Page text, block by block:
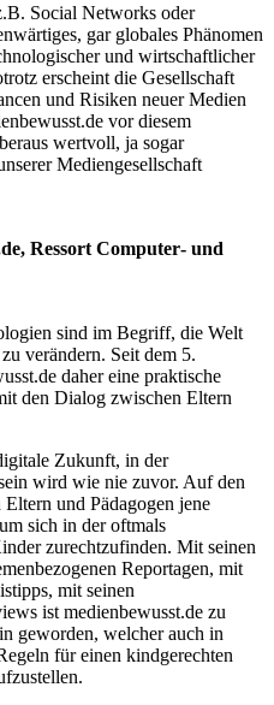
Social Networks oder
gar globales Phänomen
und wirtschaftlicher
erscheint die Gesellschaft
und Risiken neuer Medien
vor diesem
wertvoll, ja sogar
Mediengesellschaft
Ressort Computer‑ und
sind im Begriff, die Welt
verändern. Seit dem 5.
daher eine praktische
den Dialog zwischen Eltern
Zukunft, in der
wird wie nie zuvor. Auf den
und Pädagogen jene
sich in der oftmals
zurechtzufinden. Mit seinen
Reportagen, mit
mit seinen
ist medienbewusst.de zu
geworden, welcher auch in
für einen kindgerechten